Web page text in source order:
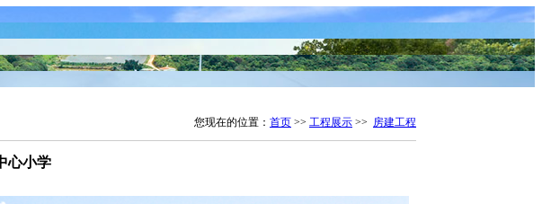
您现在的位置： 首页 >> 工程展示 >> 房建工程
心小学